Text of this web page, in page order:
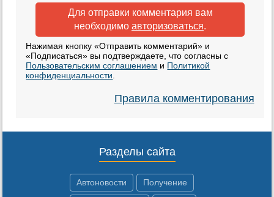
Для отправки комментария вам
необходимо авторизоваться.
Нажимая кнопку «Отправить комментарий» и
«Подписаться» вы подтверждаете, что согласны с
Пользовательским соглашением и Политикой
конфиденциальности
Правила комментирования
Разделы сайта
Автоновости Получение